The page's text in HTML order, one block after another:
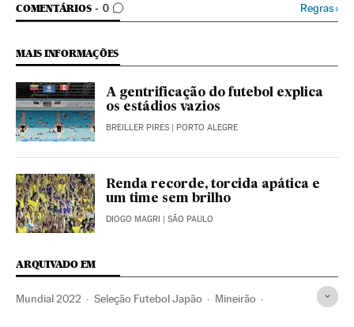
COMENTÁRIOS 0
COMENTÁRIOS Regras›
MAIS INFORMAÇÕES
A gentrificação do futebol explica
os estádios vazios
BREILLER PIRES | PORTO ALEGRE
Renda recorde, torcida apática e
um time sem brilho
DIOGO MAGRI | SÃO PAULO
ARQUIVADO EM
Mundial 2022 Seleção Futebol Japão Mineirão